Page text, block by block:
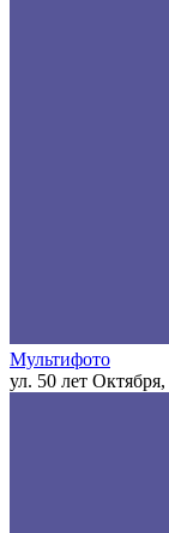
Мультифото
ул. 50 лет